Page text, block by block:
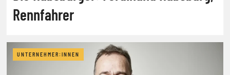
Rennfahrer
UNTERNEHMER:INNEN